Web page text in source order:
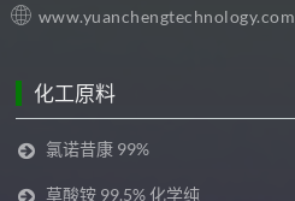
www.yuanchengtechnology.com
化工原料
氯诺昔康 99%
草酸铵 99.5% 化学纯